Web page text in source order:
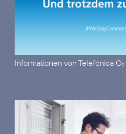
Informationen von Telefónica O2